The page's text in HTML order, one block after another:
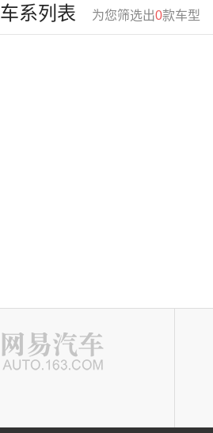
车系列表 为您筛选出0款车型